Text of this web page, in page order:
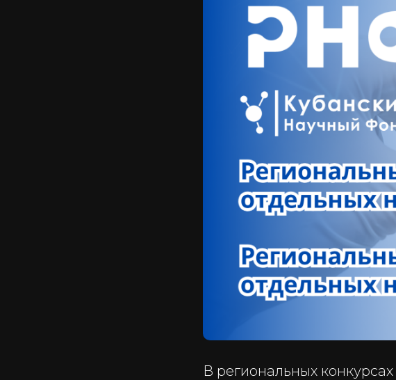
В региональных конкурсах